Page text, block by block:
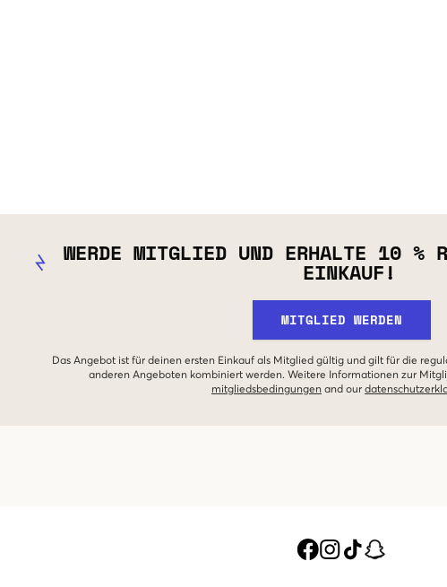
WERDE MITGLIED UND ERHALTE 10 %
EINKAUF!
MITGLIED WERDEN
Das Angebot ist für deinen ersten Einkauf als Mitglied gültig und gilt für die
anderen Angeboten kombiniert werden. Weitere Informationen zur
mitgliedsbedingungen and our